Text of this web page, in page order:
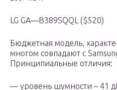
LG GA—B389SQQL ($520)
Бюджетная модель,
многом совпадают с
Принципиальные отличия:
— уровень шумности – 41